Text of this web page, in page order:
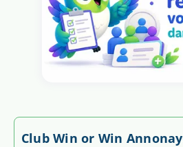
Club Win or Win Annonay